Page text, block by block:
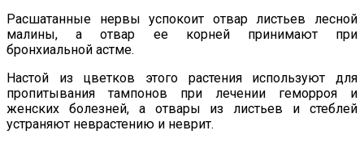
Расшатанные нервы успокоит отвар листьев лесной
малины, а отвар ее корней принимают при
бронхиальной астме.
Настой из цветков этого растения используют для
пропитывания тампонов при лечении геморроя и
женских болезней, а отвары из листьев и стеблей
устраняют неврастению и неврит.